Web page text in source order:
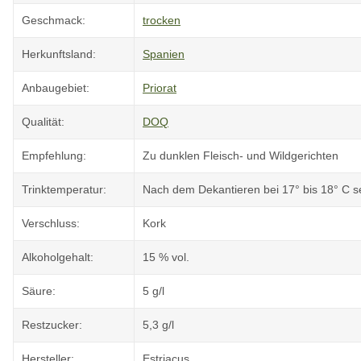
Geschmack: trocken
Herkunftsland: Spanien
Anbaugebiet: Priorat
Qualität: DOQ
Empfehlung: Zu dunklen Fleisch- und Wildgerichten
Trinktemperatur: Nach dem Dekantieren bei 17° bis 18° C
Verschluss: Kork
Alkoholgehalt: 15 % vol.
Säure: 5 g/l
Restzucker: 5,3 g/l